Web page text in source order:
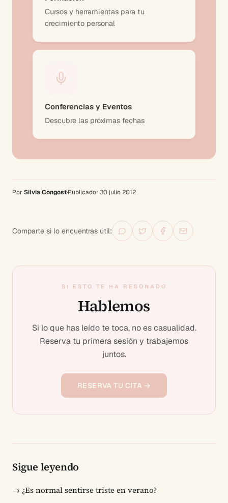
Cursos y herramientas para tu
crecimiento personal
Conferencias y Eventos
Descubre las próximas fechas
Por Silvia Congost·Publicado: 30 julio 2012
Comparte si lo encuentras útil:
SI ESTO TE HA RESONADO
Hablemos
Si lo que has leído te toca, no es casualidad.
Reserva tu primera sesión y trabajemos
juntos.
RESERVA TU CITA →
Sigue leyendo
→ ¿Es normal sentirse triste en verano?